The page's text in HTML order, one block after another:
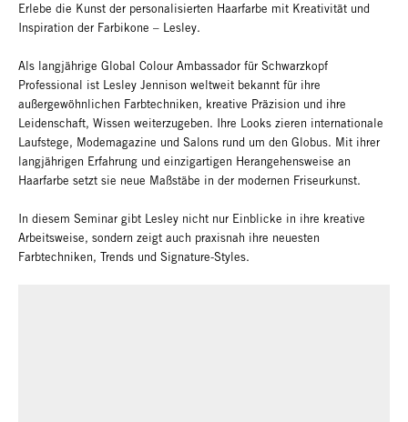
Erlebe die Kunst der personalisierten Haarfarbe mit Kreativität und
Inspiration der Farbikone – Lesley.
Als langjährige Global Colour Ambassador für Schwarzkopf
Professional ist Lesley Jennison weltweit bekannt für ihre
außergewöhnlichen Farbtechniken, kreative Präzision und ihre
Leidenschaft, Wissen weiterzugeben. Ihre Looks zieren internationale
Laufstege, Modemagazine und Salons rund um den Globus. Mit ihrer
langjährigen Erfahrung und einzigartigen Herangehensweise an
Haarfarbe setzt sie neue Maßstäbe in der modernen Friseurkunst.
In diesem Seminar gibt Lesley nicht nur Einblicke in ihre kreative
Arbeitsweise, sondern zeigt auch praxisnah ihre neuesten
Farbtechniken, Trends und Signature-Styles.